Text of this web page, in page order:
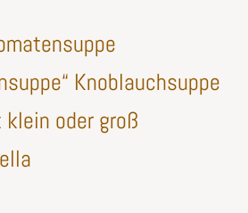
Knoblauchsuppe
oder groß